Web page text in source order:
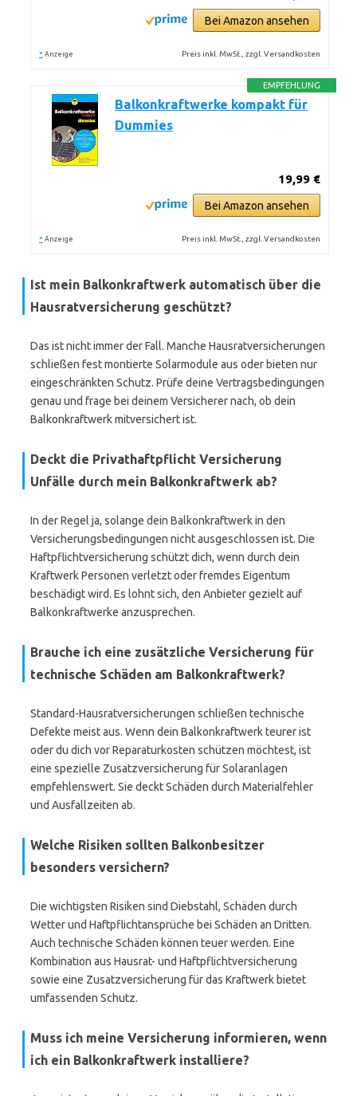
Bei Amazon ansehen
* Anzeige Preis inkl. MwSt., zzgl. Versandkosten
EMPFEHLUNG
Balkonkraftwerke kompakt für
Dummies
19,99 €
Bei Amazon ansehen
* Anzeige Preis inkl. MwSt., zzgl. Versandkosten
Ist mein Balkonkraftwerk automatisch über die
Hausratversicherung geschützt?
Das ist nicht immer der Fall. Manche Hausratversicherungen
schließen fest montierte Solarmodule aus oder bieten nur
eingeschränkten Schutz. Prüfe deine Vertragsbedingungen
genau und frage bei deinem Versicherer nach, ob dein
Balkonkraftwerk mitversichert ist.
Deckt die Privathaftpflicht Versicherung
Unfälle durch mein Balkonkraftwerk ab?
In der Regel ja, solange dein Balkonkraftwerk in den
Versicherungsbedingungen nicht ausgeschlossen ist. Die
Haftpflichtversicherung schützt dich, wenn durch dein
Kraftwerk Personen verletzt oder fremdes Eigentum
beschädigt wird. Es lohnt sich, den Anbieter gezielt auf
Balkonkraftwerke anzusprechen.
Brauche ich eine zusätzliche Versicherung für
technische Schäden am Balkonkraftwerk?
Standard-Hausratversicherungen schließen technische
Defekte meist aus. Wenn dein Balkonkraftwerk teurer ist
oder du dich vor Reparaturkosten schützen möchtest, ist
eine spezielle Zusatzversicherung für Solaranlagen
empfehlenswert. Sie deckt Schäden durch Materialfehler
und Ausfallzeiten ab.
Welche Risiken sollten Balkonbesitzer
besonders versichern?
Die wichtigsten Risiken sind Diebstahl, Schäden durch
Wetter und Haftpflichtansprüche bei Schäden an Dritten.
Auch technische Schäden können teuer werden. Eine
Kombination aus Hausrat- und Haftpflichtversicherung
sowie eine Zusatzversicherung für das Kraftwerk bietet
umfassenden Schutz.
Muss ich meine Versicherung informieren, wenn
ich ein Balkonkraftwerk installiere?